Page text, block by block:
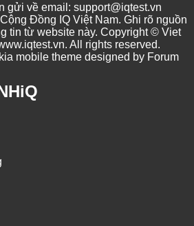
gửi về email: support@iqtest.vn
Đồng IQ Việt Nam. Ghi rõ nguồn
tin từ website này. Copyright © Viet
. All rights reserved.
mobile theme designed by Forum